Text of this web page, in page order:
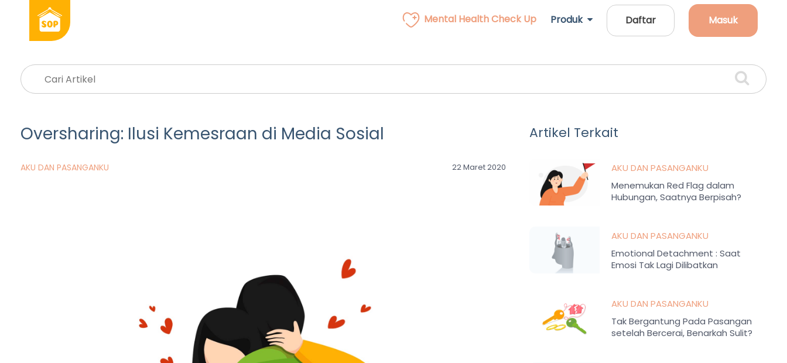
Mental Health Check Up Produk Daftar Masuk
Oversharing: Ilusi Kemesraan di Media Sosial
AKU DAN PASANGANKU 22 Maret 2020
Artikel Terkait
AKU DAN PASANGANKU
Menemukan Red Flag dalam
Hubungan, Saatnya Berpisah?
AKU DAN PASANGANKU
Emotional Detachment : Saat
Emosi Tak Lagi Dilibatkan
AKU DAN PASANGANKU
Tak Bergantung Pada Pasangan
setelah Bercerai, Benarkah Sulit?